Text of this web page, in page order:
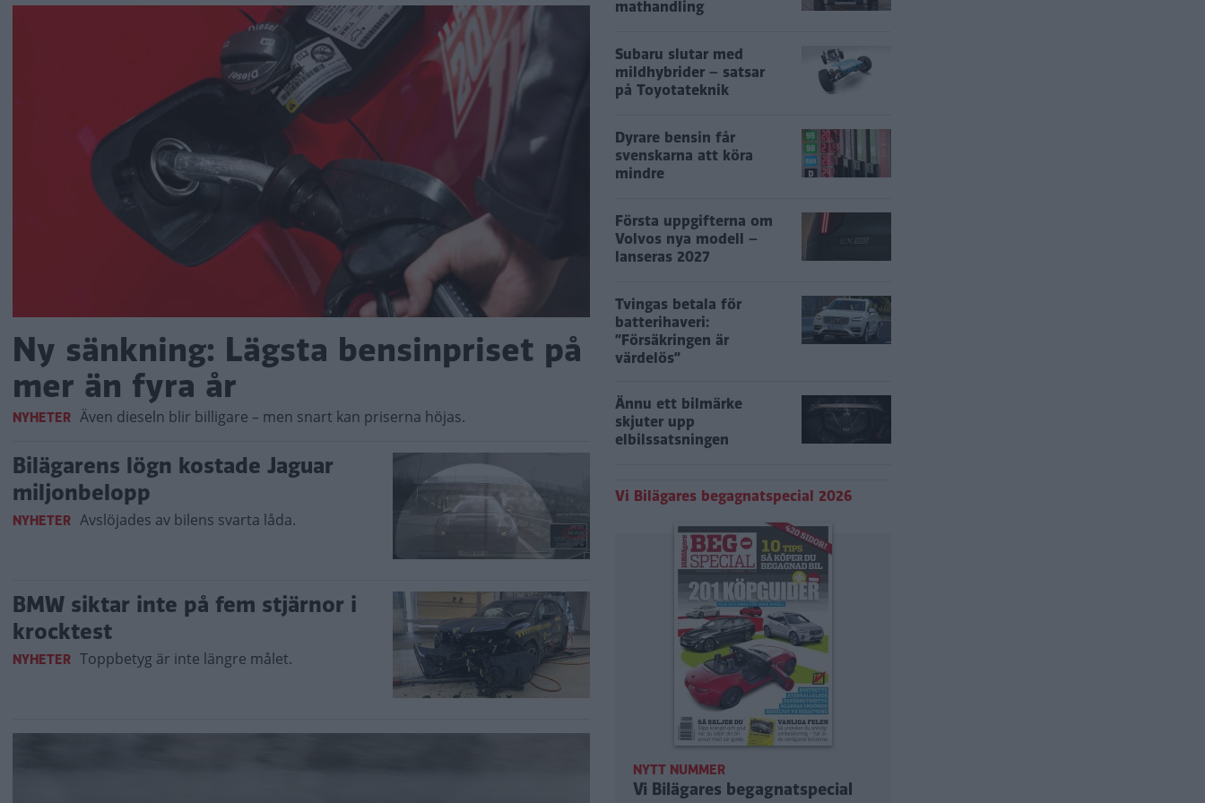
Ny sänkning: Lägsta bensinpriset på
mer än fyra år
NYHETER Även dieseln blir billigare – men snart kan priserna höjas.
Bilägarens lögn kostade Jaguar
miljonbelopp
NYHETER Avslöjades av bilens svarta låda.
BMW siktar inte på fem stjärnor i
krocktest
NYHETER Toppbetyg är inte längre målet.
mathandling
Subaru slutar med
mildhybrider – satsar
på Toyotateknik
Dyrare bensin får
svenskarna att köra
mindre
Första uppgifterna om
Volvos nya modell –
lanseras 2027
Tvingas betala för
batterihaveri:
”Försäkringen är
värdelös”
Ännu ett bilmärke
skjuter upp
elbilssatsningen
Vi Bilägares begagnatspecial 2026
NYTT NUMMER
Vi Bilägares begagnatspecial